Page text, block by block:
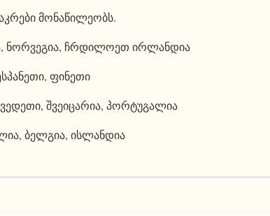
მონაწილეობს.
ნორვეგია, ჩრდილოეთ ირლანდია
ფინეთი
შვეიცარია, პორტუგალია
ბელგია, ისლანდია